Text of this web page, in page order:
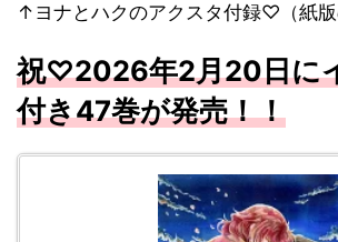
↑ヨナとハクのアクスタ付録♡（紙版
祝♡2026年2月20日に
付き47巻が発売！！